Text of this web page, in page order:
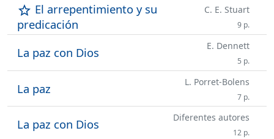
star_outline El arrepentimiento y su
predicación
C. E. Stuart
9 p.
La paz con Dios E. Dennett
5 p.
La paz L. Porret-Bolens
7 p.
La paz con Dios Diferentes autores
12 p.